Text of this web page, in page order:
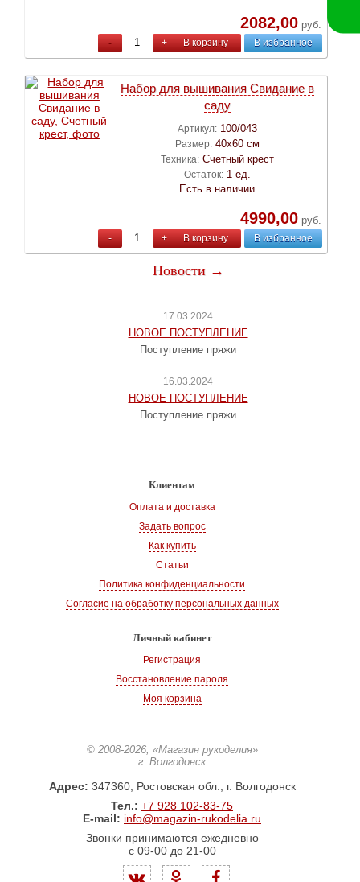
2082,00руб.
- + В корзину В избранное
Набор для вышивания Свидание в
саду
Артикул: 100/043
Размер: 40х60 см
Техника: Счетный крест
Остаток: 1 ед.
Есть в наличии
4990,00руб.
- + В корзину В избранное
Новости →
17.03.2024
НОВОЕ ПОСТУПЛЕНИЕ
Поступление пряжи
16.03.2024
НОВОЕ ПОСТУПЛЕНИЕ
Поступление пряжи
Клиентам
Оплата и доставка
Задать вопрос
Как купить
Статьи
Политика конфиденциальности
Согласие на обработку персональных данных
Личный кабинет
Регистрация
Восстановление пароля
Моя корзина
© 2008-2026, «Магазин рукоделия»
г. Волгодонск
Адрес: 347360, Ростовская обл., г. Волгодонск
Тел.: +7 928 102-83-75
E-mail: info@magazin-rukodelia.ru
Звонки принимаются ежедневно
с 09-00 до 21-00